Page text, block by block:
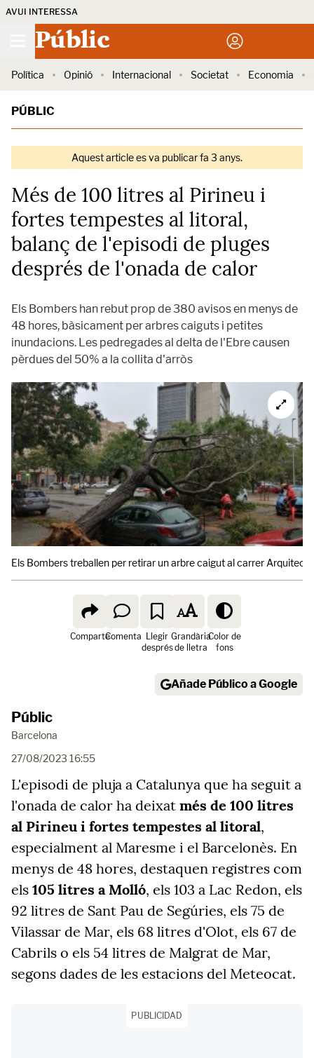
AVUI INTERESSA
Públic
Política Opinió Internacional Societat Economia
PÚBLIC
Aquest article es va publicar fa 3 anys.
Més de 100 litres al Pirineu i
fortes tempestes al litoral,
balanç de l'episodi de pluges
després de l'onada de calor
Els Bombers han rebut prop de 380 avisos en menys de
48 hores, bàsicament per arbres caiguts i petites
inundacions. Les pedregades al delta de l'Ebre causen
pèrdues del 50% a la collita d'arròs
Els Bombers treballen per retirar un arbre caigut al carrer
ComparteComenta Llegir
després
Grandària
de lletra
Color de
fons
Añade Público a Google
Públic
Barcelona
27/08/2023 16:55
L'episodi de pluja a Catalunya que ha seguit a
l'onada de calor ha deixat més de 100 litres
al Pirineu i fortes tempestes al litoral,
especialment al Maresme i el Barcelonès. En
menys de 48 hores, destaquen registres com
els 105 litres a Molló, els 103 a Lac Redon, els
92 litres de Sant Pau de Segúries, els 75 de
Vilassar de Mar, els 68 litres d'Olot, els 67 de
Cabrils o els 54 litres de Malgrat de Mar,
segons dades de les estacions del Meteocat.
PUBLICIDAD